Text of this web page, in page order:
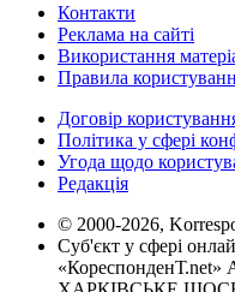
Контакти
Реклама на сайті
Використання
Правила
Договір
Політика у сфері
Угода щодо
Редакція
© 2000-2026,
Суб'єкт у сфері
«КореспонденТ.net»